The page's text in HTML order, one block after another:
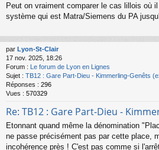
Peut on vraiment comparer le cas lillois où
système qui est Matra/Siemens du PA
par Lyon-St-Clair
17 nov. 2025, 18:26
Forum : Le forum de Lyon en Lignes
Sujet : TB12 : Gare Part-Dieu - Kimmerling-Genêts
Réponses : 296
Vues : 570329
Re: TB12 : Gare Part-Dieu -
Etonnant quand même la dénomination
ne passe précisément pas par cette place,
incohérence près ! C'est pas comme si